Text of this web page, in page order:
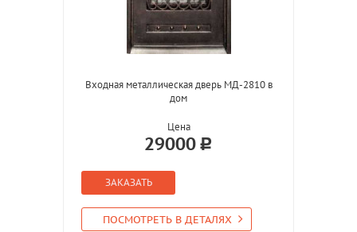
Входная металлическая дверь МД-2810 в
дом
Цена
29000
ЗАКАЗАТЬ
ПОСМОТРЕТЬ В ДЕТАЛЯХ